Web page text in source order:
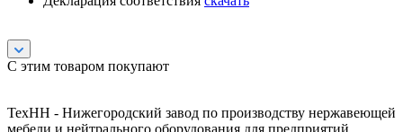
С этим товаром покупают
ТехНН - Нижегородский завод по производству нержавеющей